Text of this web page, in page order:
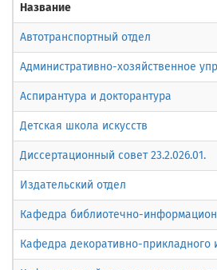
Название
Автотранспортный отдел
Административно-хозяйственное
Аспирантура и докторантура
Детская школа искусств
Диссертационный совет 23.2.026.01.
Издательский отдел
Кафедра библиотечно-
Кафедра декоративно-прикладного